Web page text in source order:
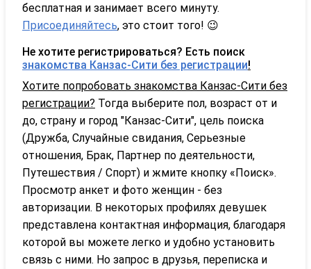
бесплатная и занимает всего минуту.
Присоединяйтесь, это стоит того! 😉
Не хотите регистрироваться? Есть поиск
знакомства Канзас-Сити без регистрации!
Хотите попробовать знакомства Канзас-Сити без
регистрации? Тогда выберите пол, возраст от и
до, страну и город "Канзас-Сити", цель поиска
(Дружба, Случайные свидания, Серьезные
отношения, Брак, Партнер по деятельности,
Путешествия / Спорт) и жмите кнопку «Поиск».
Просмотр анкет и фото женщин - без
авторизации. В некоторых профилях девушек
представлена контактная информация, благодаря
которой вы можете легко и удобно установить
связь с ними. Но запрос в друзья, переписка и